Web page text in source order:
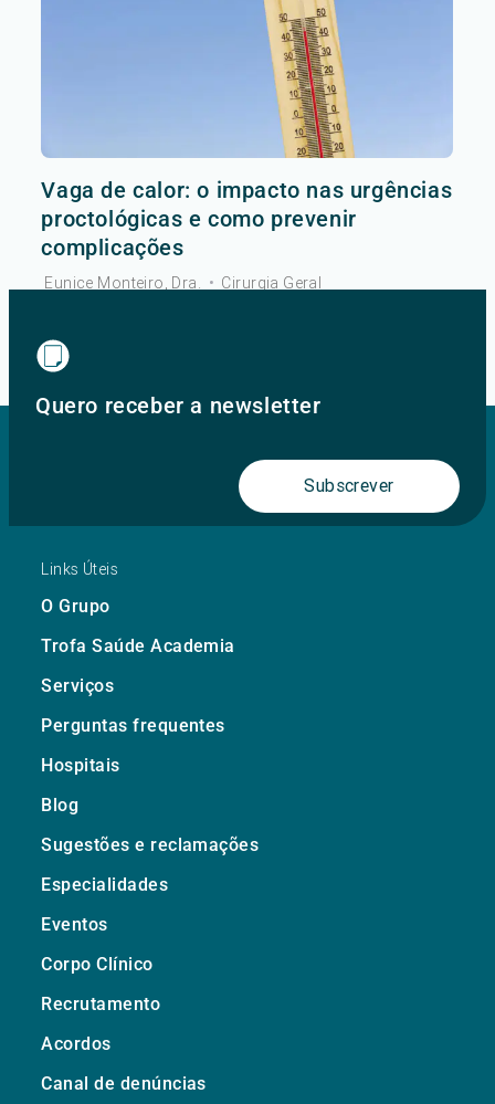
Vaga de calor: o impacto nas urgências
proctológicas e como prevenir
complicações
Eunice Monteiro, Dra. • Cirurgia Geral
Quero receber a newsletter
Subscrever
Links Úteis
O Grupo
Trofa Saúde Academia
Serviços
Perguntas frequentes
Hospitais
Blog
Sugestões e reclamações
Especialidades
Eventos
Corpo Clínico
Recrutamento
Acordos
Canal de denúncias